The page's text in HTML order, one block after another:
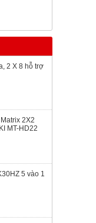
2 X 8 hỗ trợ
2X2
MT-HD22
5 vào 1